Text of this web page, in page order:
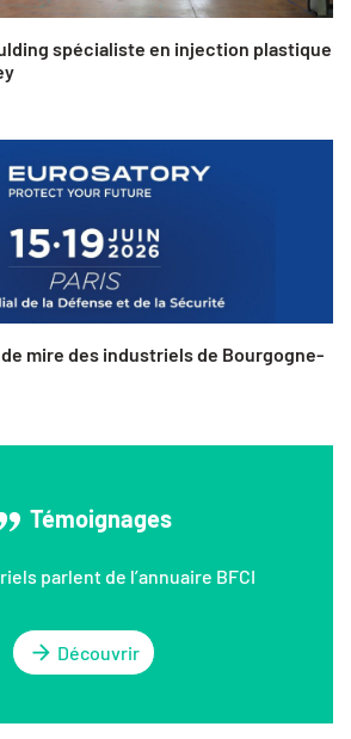
spécialiste en injection plastique
mire des industriels de Bourgogne-
Témoignages
parlent de l’annuaire BFCI
Découvrir